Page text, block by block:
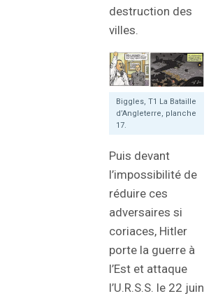
destruction des
villes.
Biggles, T1 La Bataille
d’Angleterre, planche
17.
Puis devant
l’impossibilité de
réduire ces
adversaires si
coriaces, Hitler
porte la guerre à
l’Est et attaque
l’U.R.S.S. le 22 juin